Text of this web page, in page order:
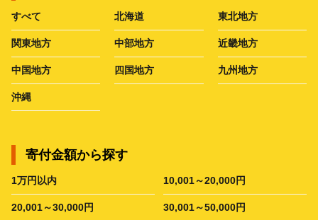
すべて 北海道 東北地方
関東地方 中部地方 近畿地方
中国地方 四国地方 九州地方
沖縄
寄付金額から探す
1万円以内 10,001～20,000円
20,001～30,000円 30,001～50,000円